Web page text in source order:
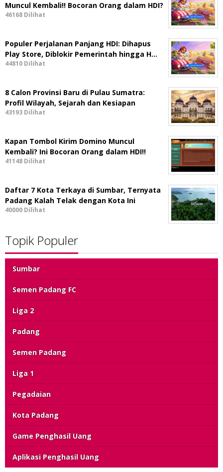
Muncul Kembali!! Bocoran Orang dalam HDI?
46168 Dilihat
Populer Perjalanan Panjang HDI: Dihapus
Play Store, Diblokir Pemerintah hingga H…
44810 Dilihat
8 Calon Provinsi Baru di Pulau Sumatra:
Profil Wilayah, Sejarah dan Kesiapan
43193 Dilihat
Kapan Tombol Kirim Domino Muncul
Kembali? Ini Bocoran Orang dalam HDI!!
41148 Dilihat
Daftar 7 Kota Terkaya di Sumbar, Ternyata
Padang Kalah Telak dengan Kota Ini
40000 Dilihat
Topik Populer
Sumbar
Semen Padang FC
Liga 2
Padang
Semen Padang
Liga 1
Pegadaian
Kota Padang
Game Penghasil Uang
Aplikasi Penghasil Uang